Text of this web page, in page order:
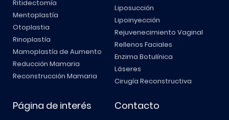
Ritidectomía
Mentoplastía
Otoplastia
Rinoplastía
Mamoplastía de Aumento
Reducción Mamaria
Reconstrucción Mamaria
Liposucción
Lipoinyección
Rejuvenecimiento Vaginal
Rellenos Faciales
Enzima Botulínica
Láseres
Cirugía Reconstructiva
Página de interés Contacto